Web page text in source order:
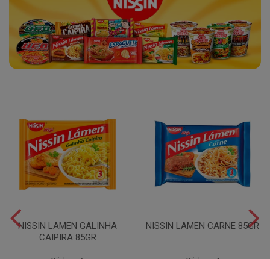
NISSIN LAMEN GALINHA
CAIPIRA 85GR
NISSIN LAMEN CARNE 85GR